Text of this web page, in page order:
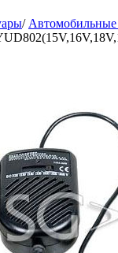
/ Автомобильные